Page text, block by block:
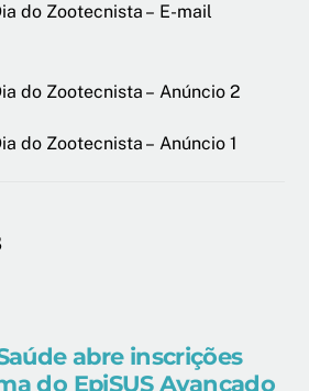
do Zootecnista – E-mail
do Zootecnista – Anúncio 2
do Zootecnista – Anúncio 1
abre inscrições
do EpiSUS Avançado